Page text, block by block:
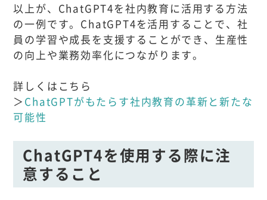
以上が、ChatGPT4を社内教育に活用する方法
の一例です。ChatGPT4を活用することで、社
員の学習や成長を支援することができ、生産性
の向上や業務効率化につながります。
詳しくはこちら
＞ ChatGPTがもたらす社内教育の革新と新たな
可能性
ChatGPT4を使用する際に注
意すること